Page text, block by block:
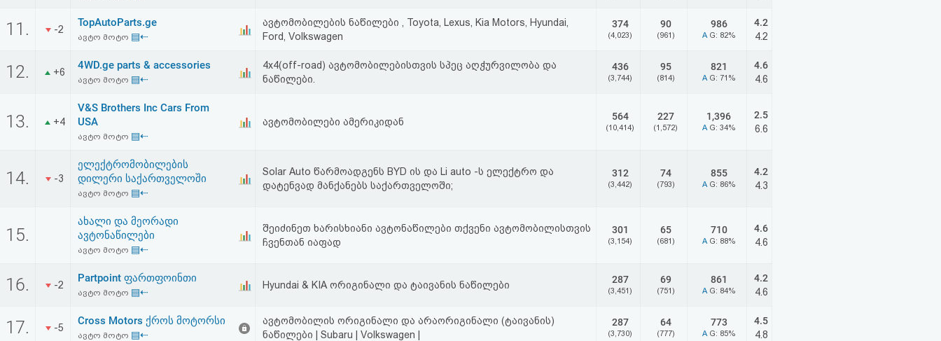
11. -2
TopAutoParts.ge
ავტო მოტო ▤⇠
ავტომობილების ნაწილები , Toyota, Lexus, Kia Motors, Hyundai,
Ford, Volkswagen
374
(4,023)
90
(961)
986
A G: 82%
4.2
4.2
12. +6
4WD.ge parts & accessories
ავტო მოტო ▤⇠
4x4(off-road) ავტომობილებისთვის სპეც აღჭურვილობა და
ნაწილები.
436
(3,744)
95
(814)
821
A G: 71%
4.6
4.6
13. +4
V&S Brothers Inc Cars From
USA
ავტო მოტო ▤⇠
ავტომობილები ამერიკიდან 564
(10,414)
227
(1,572)
1,396
A G: 34%
2.5
6.6
14. -3
ელექტრომობილების
დილერი საქართველოში
ავტო მოტო ▤⇠
Solar Auto წარმოადგენს BYD ის და Li auto -ს ელექტრო და
დატენვად მანქანებს საქართველოში;
312
(3,442)
74
(793)
855
A G: 86%
4.2
4.3
15.
ახალი და მეორადი
ავტონაწილები
ავტო მოტო ▤⇠
შეიძინეთ ხარისხიანი ავტონაწილები თქვენი ავტომობილისთვის
ჩვენთან იაფად
301
(3,154)
65
(681)
710
A G: 88%
4.6
4.6
16. -2
Partpoint ფართფოინთი
ავტო მოტო ▤⇠
Hyundai & KIA ორიგინალი და ტაივანის ნაწილები 287
(3,451)
69
(751)
861
A G: 84%
4.2
4.6
17. -5
Cross Motors ქროს მოტორსი
ავტო მოტო ▤⇠
ავტომობილის ორიგინალი და არაორიგინალი (ტაივანის)
ნაწილები | Subaru | Volkswagen |
287
(3,730)
64
(777)
773
A G: 85%
4.5
4.8